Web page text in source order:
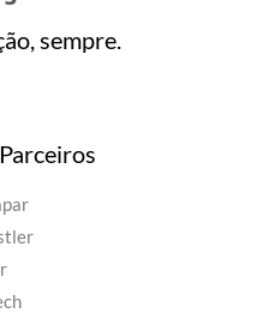
sempre.